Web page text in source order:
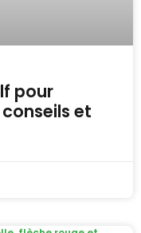
pour
et